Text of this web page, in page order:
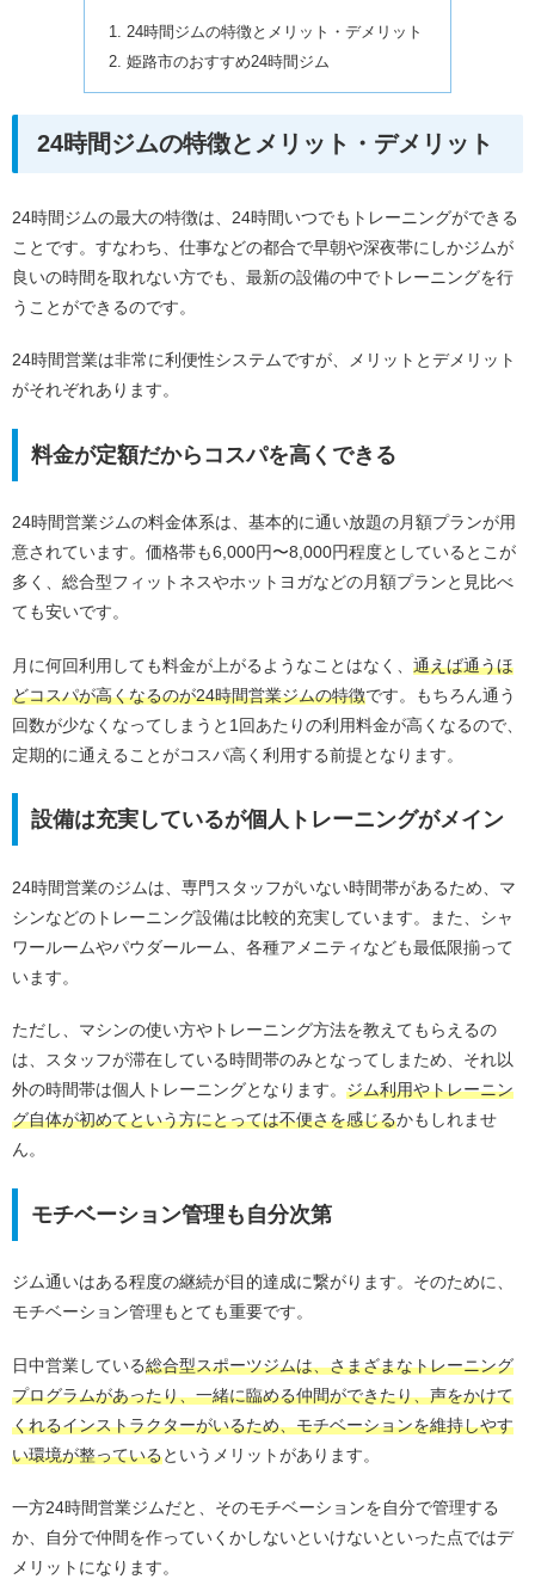
24時間ジムの特徴とメリット・デメリット
姫路市のおすすめ24時間ジム
24時間ジムの特徴とメリット・デメリット
24時間ジムの最大の特徴は、24時間いつでもトレーニングができる
ことです。すなわち、仕事などの都合で早朝や深夜帯にしかジムが
良いの時間を取れない方でも、最新の設備の中でトレーニングを行
うことができるのです。
24時間営業は非常に利便性システムですが、メリットとデメリット
がそれぞれあります。
料金が定額だからコスパを高くできる
24時間営業ジムの料金体系は、基本的に通い放題の月額プランが用
意されています。価格帯も6,000円〜8,000円程度としているとこが
多く、総合型フィットネスやホットヨガなどの月額プランと見比べ
ても安いです。
月に何回利用しても料金が上がるようなことはなく、 通えば通うほ
どコスパが高くなるのが24時間営業ジムの特徴です。もちろん通う
回数が少なくなってしまうと1回あたりの利用料金が高くなるので、
定期的に通えることがコスパ高く利用する前提となります。
設備は充実しているが個人トレーニングがメイン
24時間営業のジムは、専門スタッフがいない時間帯があるため、マ
シンなどのトレーニング設備は比較的充実しています。また、シャ
ワールームやパウダールーム、各種アメニティなども最低限揃って
います。
ただし、マシンの使い方やトレーニング方法を教えてもらえるの
は、スタッフが滞在している時間帯のみとなってしまため、それ以
外の時間帯は個人トレーニングとなります。 ジム利用やトレーニン
グ自体が初めてという方にとっては不便さを感じるかもしれませ
ん。
モチベーション管理も自分次第
ジム通いはある程度の継続が目的達成に繋がります。そのために、
モチベーション管理もとても重要です。
日中営業している総合型スポーツジムは、さまざまなトレーニング
プログラムがあったり、一緒に臨める仲間ができたり、声をかけて
くれるインストラクターがいるため、モチベーションを維持しやす
い環境が整っているというメリットがあります。
一方24時間営業ジムだと、そのモチベーションを自分で管理する
か、自分で仲間を作っていくかしないといけないといった点ではデ
メリットになります。